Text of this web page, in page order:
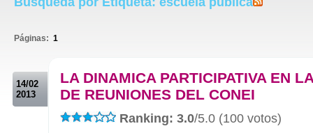
Páginas: 1
14/02
2013
LA DINAMICA PARTICIPATIVA EN
DE REUNIONES DEL CONEI
Ranking: 3.0/5.0 (100 votos)